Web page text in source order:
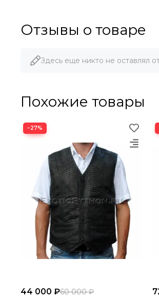
Отзывы о товаре
Здесь еще никто не оставлял
Похожие товары
−27%
44 000 ₽60 000 ₽